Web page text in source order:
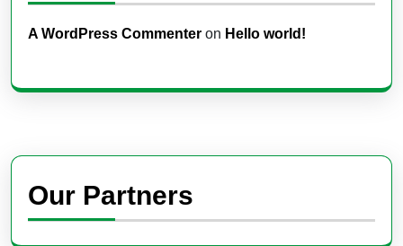
A WordPress Commenter on Hello world!
Our Partners